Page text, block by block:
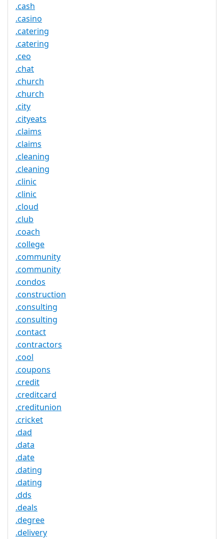
.cash
.casino
.catering
.catering
.ceo
.chat
.church
.church
.city
.cityeats
.claims
.claims
.cleaning
.cleaning
.clinic
.clinic
.cloud
.club
.coach
.college
.community
.community
.condos
.construction
.consulting
.consulting
.contact
.contractors
.cool
.coupons
.credit
.creditcard
.creditunion
.cricket
.dad
.data
.date
.dating
.dating
.dds
.deals
.degree
.delivery